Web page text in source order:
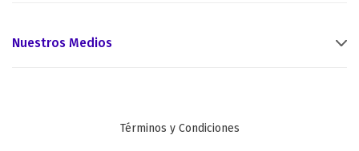
Nuestros Medios
Términos y Condiciones